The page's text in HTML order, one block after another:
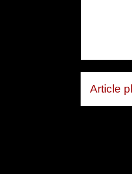
Article